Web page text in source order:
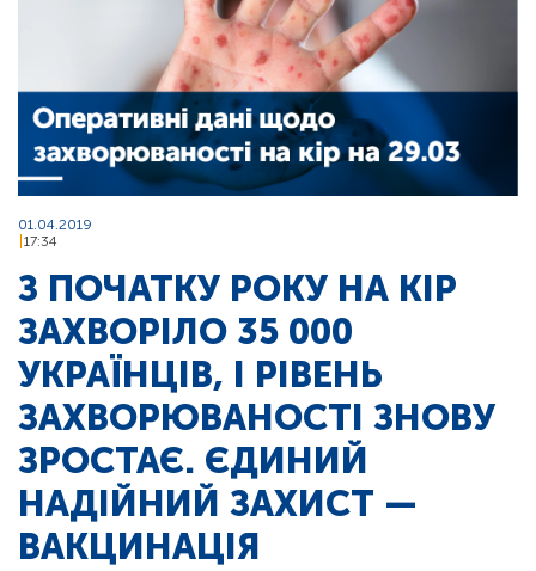
01.04.2019
17:34
З ПОЧАТКУ РОКУ НА КІР
ЗАХВОРІЛО 35 000
УКРАЇНЦІВ, І РІВЕНЬ
ЗАХВОРЮВАНОСТІ ЗНОВУ
ЗРОСТАЄ. ЄДИНИЙ
НАДІЙНИЙ ЗАХИСТ —
ВАКЦИНАЦІЯ